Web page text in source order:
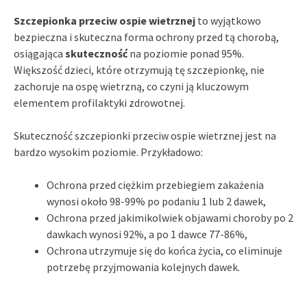
Szczepionka przeciw ospie wietrznej to wyjątkowo
bezpieczna i skuteczna forma ochrony przed tą chorobą,
osiągająca skutecznośćna poziomie ponad 95%.
Większość dzieci, które otrzymują tę szczepionkę, nie
zachoruje na ospę wietrzną, co czyni ją kluczowym
elementem profilaktyki zdrowotnej.
Skuteczność szczepionki przeciw ospie wietrznej jest na
bardzo wysokim poziomie. Przykładowo:
Ochrona przed ciężkim przebiegiem zakażenia
wynosi około 98-99% po podaniu 1 lub 2 dawek,
Ochrona przed jakimikolwiek objawami choroby po 2
dawkach wynosi 92%, a po 1 dawce 77-86%,
Ochrona utrzymuje się do końca życia, co eliminuje
potrzebę przyjmowania kolejnych dawek.